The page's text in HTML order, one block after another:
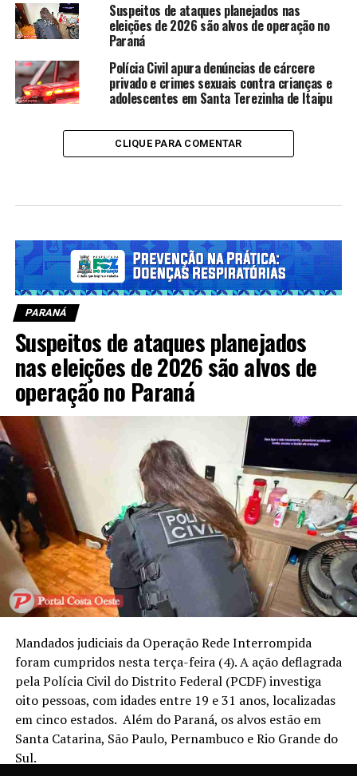
Suspeitos de ataques planejados nas
eleições de 2026 são alvos de operação no
Paraná
Polícia Civil apura denúncias de cárcere
privado e crimes sexuais contra crianças e
adolescentes em Santa Terezinha de Itaipu
CLIQUE PARA COMENTAR
PARANÁ
Suspeitos de ataques planejados
nas eleições de 2026 são alvos de
operação no Paraná
Mandados judiciais da Operação Rede Interrompida
foram cumpridos nesta terça-feira (4). A ação deflagrada
pela Polícia Civil do Distrito Federal (PCDF) investiga
oito pessoas, com idades entre 19 e 31 anos, localizadas
em cinco estados. Além do Paraná, os alvos estão em
Santa Catarina, São Paulo, Pernambuco e Rio Grande do
Sul.